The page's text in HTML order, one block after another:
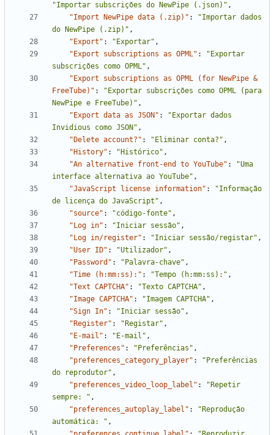
"Importar subscrições do NewPipe (.json)" ,
"Import NewPipe data (.zip)" :
"Importar dados
do NewPipe (.zip)" ,
"Export" : "Exportar" ,
"Export subscriptions as OPML" :
"Exportar
subscrições como OPML" ,
"Export subscriptions as OPML (for NewPipe &
FreeTube)" :
"Exportar subscrições como OPML (para
NewPipe e FreeTube)" ,
"Export data as JSON" :
"Exportar dados
Invidious como JSON" ,
"Delete account?" : "Eliminar conta?" ,
"History" : "Histórico" ,
"An alternative front-end to YouTube" :
"Uma
interface alternativa ao YouTube" ,
"JavaScript license information" :
"Informação
de licença do JavaScript" ,
"source" : "código-fonte" ,
"Log in" : "Iniciar sessão" ,
"Log in/register" : "Iniciar sessão/registar" ,
"User ID" : "Utilizador" ,
"Password" : "Palavra-chave" ,
"Time (h:mm:ss):" : "Tempo (h:mm:ss):" ,
"Text CAPTCHA" : "Texto CAPTCHA" ,
"Image CAPTCHA" : "Imagem CAPTCHA" ,
"Sign In" : "Iniciar sessão" ,
"Register" : "Registar" ,
"E-mail" : "E-mail" ,
"Preferences" : "Preferências" ,
"preferences_category_player" :
"Preferências
do reprodutor" ,
"preferences_video_loop_label" :
"Repetir
sempre: " ,
"preferences_autoplay_label" :
"Reprodução
automática: " ,